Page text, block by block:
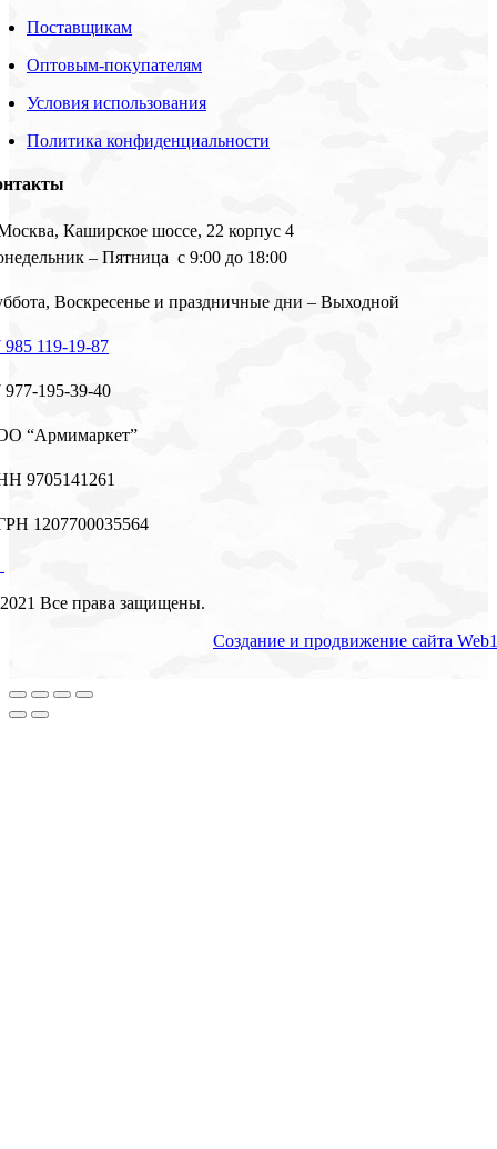
Поставщикам
Оптовым-покупателям
Условия использования
Политика конфиденциальности
Каширское шоссе, 22 корпус 4
– Пятница с 9:00 до 18:00
Воскресенье и праздничные дни – Выходной
985 119-19-87
977-195-39-40
“Армимаркет”
9705141261
1207700035564
Все права защищены.
Создание и продвижение сайта